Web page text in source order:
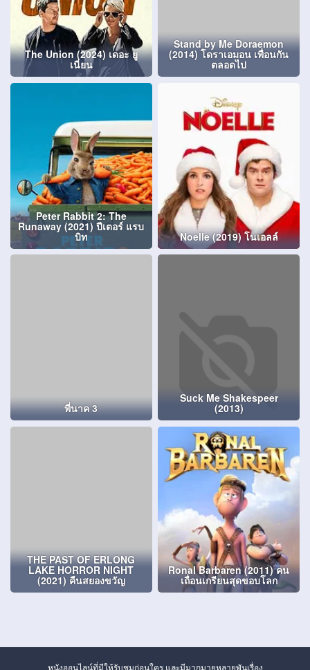
The Union (2024) เดอะ ยู
เนี่ยน
Stand by Me Doraemon
(2014) โดราเอมอน เพื่อนกัน
ตลอดไป
Peter Rabbit 2: The
Runaway (2021) ปีเตอร์ แรบ
บิท Noelle (2019) โนเอลล์
พี่นาค 3
Suck Me Shakespeer
(2013)
THE PAST OF ERLONG
LAKE HORROR NIGHT
(2021) คืนสยองขวัญ
Ronal Barbaren (2011) คน
เถื่อนเกรียนสุดขอบโลก
หนังออนไลน์ที่มีให้รับชมก่อนใคร และมีมากมายหลายพันเรื่อง